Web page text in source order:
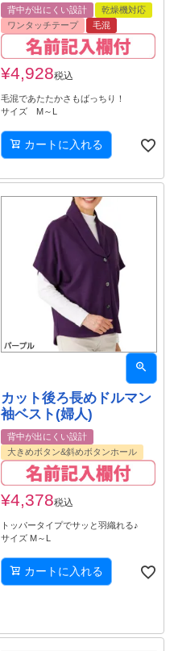
背中が出にくい設計
乾燥機対応
ワンタッチテープ
毛混
¥4,928税込
毛混であたたかさもばっちり！
サイズ M～L
カートに入れる
カット後ろ長めドルマン
袖ベスト(婦人)
背中が出にくい設計
大きめボタン&斜めボタンホール
¥4,378税込
トッパータイプでサッと羽織れる♪
サイズ M～L
カートに入れる